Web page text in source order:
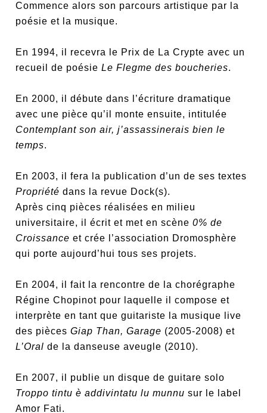
Commence alors son parcours artistique par la
poésie et la musique.
En 1994, il recevra le Prix de La Crypte avec un
recueil de poésieLe Flegme des boucheries.
En 2000, il débute dans l’écriture dramatique
avec une pièce qu’il monte ensuite, intitulée
Contemplant son air, j’assassinerais bien le
temps.
En 2003, il fera la publication d’un de ses textes
Propriété dans la revue Dock(s).
Après cinq pièces réalisées en milieu
universitaire, il écrit et met en scène0% de
Croissance et crée l’association Dromosphère
qui porte aujourd’hui tous ses projets.
En 2004, il fait la rencontre de la chorégraphe
Régine Chopinot pour laquelle il compose et
interprète en tant que guitariste la musique live
des piècesGiap Than, Garage (2005-2008) et
L’Oral de la danseuse aveugle (2010).
En 2007, il publie un disque de guitare solo
Troppo tintu è addivintatu lu munnu sur le label
Amor Fati.